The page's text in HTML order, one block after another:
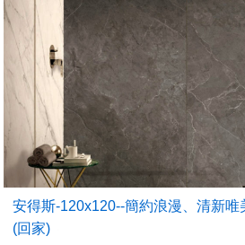
安得斯-120x120--簡約浪漫、清新唯
(回家)